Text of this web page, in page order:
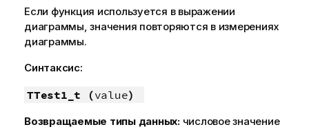
Если функция используется в выражении
диаграммы, значения повторяются в измерениях
диаграммы.
Синтаксис:
TTest1_t (value)
Возвращаемые типы данных: числовое значение